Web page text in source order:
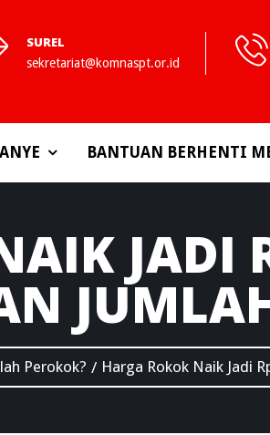
SUREL
sekretariat@komnaspt.or.id
BANTUAN BERHENTI
JADI
Perokok? / Harga Rokok Naik Jadi